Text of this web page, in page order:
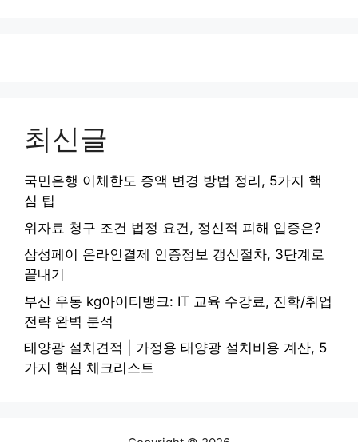
최신글
국민은행 이체한도 증액 변경 방법 정리, 5가지 핵
심 팁
위자료 청구 조건 법정 요건, 정신적 피해 입증은?
삼성페이 온라인결제 인증정보 갱신절차, 3단계로
끝내기
부산 우동 kg아이티뱅크: IT 교육 수강료, 진학/취업
전략 완벽 분석
태양광 설치견적 | 가정용 태양광 설치비용 계산, 5
가지 핵심 체크리스트